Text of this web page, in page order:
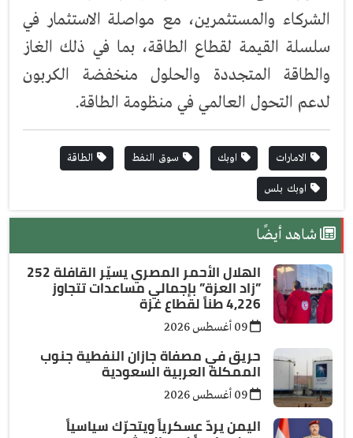
الشركاء والمستثمرين، مع مواصلة الاستثمار في
سلسلة القيمة لقطاع الطاقة، بما في ذلك الغاز
والطاقة المتجددة والحلول منخفضة الكربون
لدعم التحول العالمي في منظومة الطاقة.
الامارات اوبك سوق النفط
الطاقة
اوبك بلس
شاهد أيضًا
الهلال الأحمر المصري يسيّر القافلة 252
”زاد العزة” بإجمالي مساعدات تتجاوز
4,226 طناً لقطاع غزة
حريق في مصفاة جازان النفطية جنوب
الممكلة العربية السعودية
اليمن يردّ عسكرياً ويتحرّك سياسياً